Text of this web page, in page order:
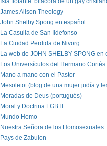
Isla flotante: bitácora de un gay
James Alison Theology
John Shelby Spong en español
La Casulla de San Ildefonso
La Ciudad Perdida de Nivorg
La web de JOHN SHELBY SPONG en
Los Universículos del Hermano Cortés
Mano a mano con el Pastor
Mesoletot (blog de una mujer judía y
Moradas de Deus (portugués)
Moral y Doctrina LGBTI
Mundo Homo
Nuestra Señora de los Homosexuales
Pays de Zabulon